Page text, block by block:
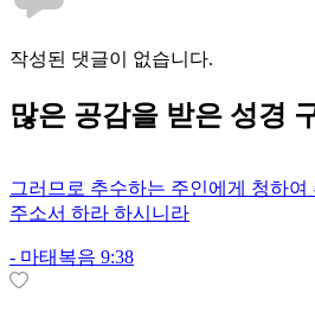
작성된 댓글이 없습니다.
많은 공감을 받은 성경
그러므로 추수하는 주인에게 청하여
주소서 하라 하시니라
- 마태복음 9:38